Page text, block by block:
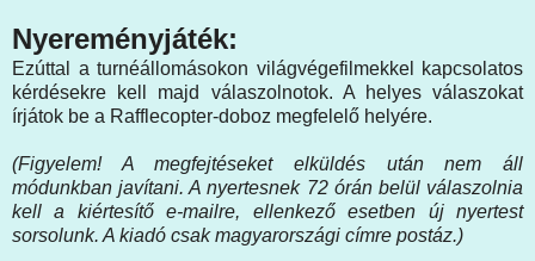
Nyereményjáték:
Ezúttal a turnéállomásokon világvégefilmekkel kapcsolatos
kérdésekre kell majd válaszolnotok. A helyes válaszokat
írjátok be a Rafflecopter-doboz megfelelő helyére.
(Figyelem! A megfejtéseket elküldés után nem áll
módunkban javítani. A nyertesnek 72 órán belül válaszolnia
kell a kiértesítő e-mailre, ellenkező esetben új nyertest
sorsolunk. A kiadó csak magyarországi címre postáz.)